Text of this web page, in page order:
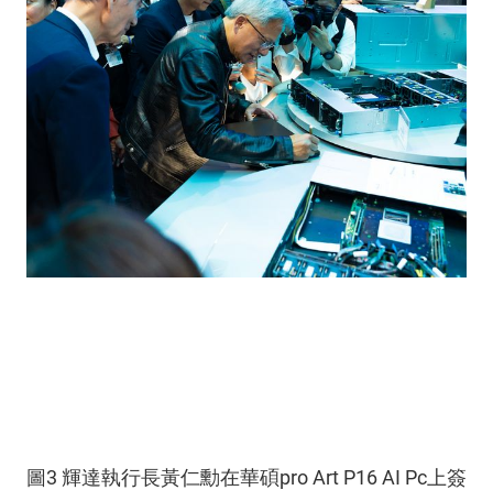
圖3 輝達執行長黃仁勳在華碩pro Art P16 AI Pc上簽
圖1 華碩董事長施崇棠與輝達執行長黃仁勳於
圖2 華碩董事長施崇棠(右四)、副董事長徐世昌(右